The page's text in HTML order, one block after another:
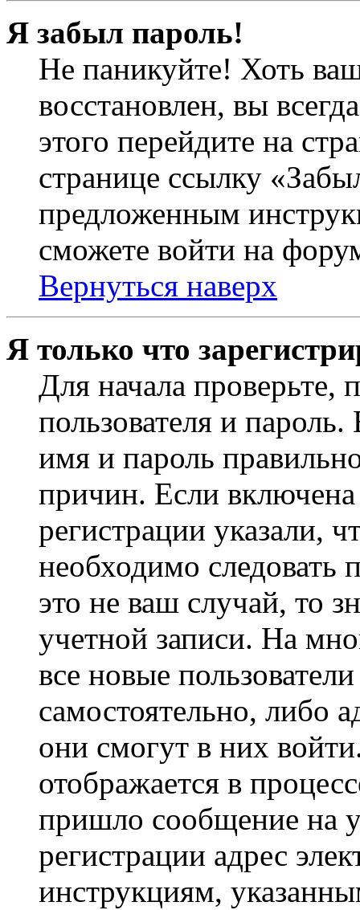
Я забыл пароль!
Не паникуйте! Хоть
восстановлен, вы
этого перейдите на
странице ссылку
предложенным
сможете войти на
Вернуться наверх
Я только что
Для начала проверьте,
пользователя и
имя и пароль
причин. Если
регистрации указали,
необходимо
это не ваш случай, то
учетной записи. На
все новые
самостоятельно, либо
они смогут в них
отображается в
пришло сообщение на
регистрации адрес
инструкциям,